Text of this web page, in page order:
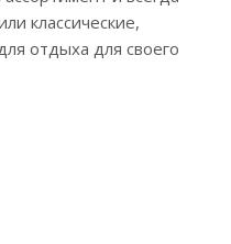
классические,
отдыха для своего